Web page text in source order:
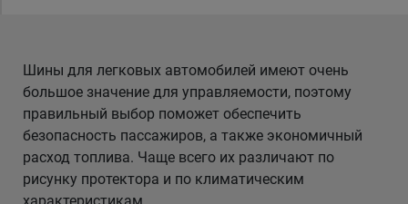
Шины для легковых автомобилей имеют очень
большое значение для управляемости, поэтому
правильный выбор поможет обеспечить
безопасность пассажиров, а также экономичный
расход топлива. Чаще всего их различают по
рисунку протектора и по климатическим